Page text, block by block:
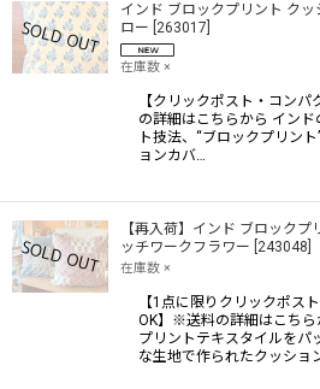
インド ブロックプリント ク
ロー 263017
在庫数 ×
【クリックポスト・コン
の詳細はこちらから イン
ト技法、“ブロックプリン
ョンカバ…
【再入荷】インド ブロック
ッチワークフラワー 243048
在庫数 ×
【1点に限りクリックポス
OK】※送料の詳細はこちら
プリントテキスタイルをパ
な生地で作られたクッショ